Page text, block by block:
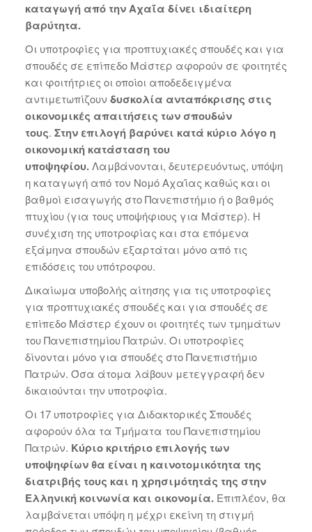
καταγωγή από την Αχαΐα δίνει ιδιαίτερη
βαρύτητα.
Οι υποτροφίες για προπτυχιακές σπουδές και για
σπουδές σε επίπεδο Μάστερ αφορούν σε φοιτητές
και φοιτήτριες οι οποίοι αποδεδειγμένα
αντιμετωπίζουν δυσκολία ανταπόκρισης στις
οικονομικές απαιτήσεις των σπουδών
τους. Στην επιλογή βαρύνει κατά κύριο λόγο η
οικονομική κατάσταση του
υποψηφίου.Λαμβάνονται, δευτερευόντως, υπόψη
η καταγωγή από τον Νομό Αχαΐας καθώς και οι
βαθμοί εισαγωγής στο Πανεπιστήμιο ή ο βαθμός
πτυχίου (για τους υποψήφιους για Μάστερ). Η
συνέχιση της υποτροφίας και στα επόμενα
εξάμηνα σπουδών εξαρτάται μόνο από τις
επιδόσεις του υπότροφου.
Δικαίωμα υποβολής αίτησης για τις υποτροφίες
για προπτυχιακές σπουδές και για σπουδές σε
επίπεδο Μάστερ έχουν οι φοιτητές των τμημάτων
του Πανεπιστημίου Πατρών. Οι υποτροφίες
δίνονται μόνο για σπουδές στο Πανεπιστήμιο
Πατρών. Όσα άτομα λάβουν μετεγγραφή δεν
δικαιούνται την υποτροφία.
Οι 17 υποτροφίες για Διδακτορικές Σπουδές
αφορούν όλα τα Τμήματα του Πανεπιστημίου
Πατρών. Κύριο κριτήριο επιλογής των
υποψηφίων θα είναι η καινοτομικότητα της
διατριβής τους και η χρησιμότητάς της στην
Ελληνική κοινωνία και οικονομία.Επιπλέον, θα
λαμβάνεται υπόψη η μέχρι εκείνη τη στιγμή